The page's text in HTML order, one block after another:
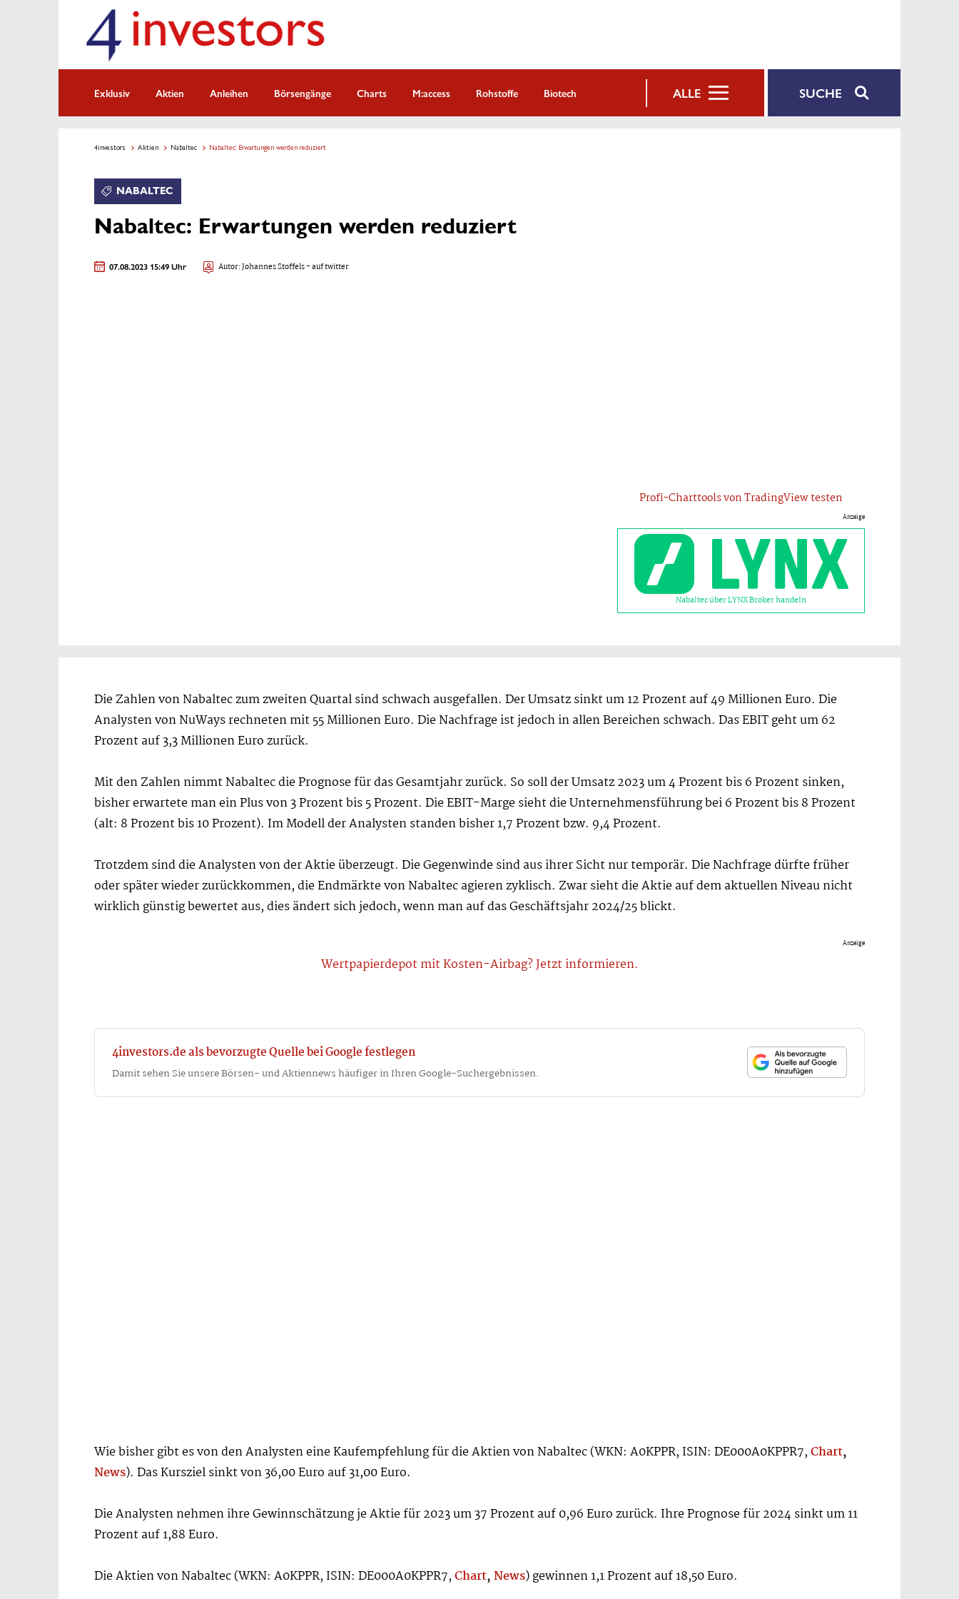
SUCHE
ALLE
Exklusiv Aktien Anleihen Börsengänge Charts M:access Rohstoffe Biotech
4investors Aktien Nabaltec Nabaltec: Erwartungen werden reduziert
NABALTEC
Nabaltec: Erwartungen werden reduziert
07.08.2023 15:49 Uhr Autor:Johannes Stoffels- auf twitter
Profi-Charttools von TradingView testen
Anzeige
Nabaltec über LYNX Broker handeln
Die Zahlen von Nabaltec zum zweiten Quartal sind schwach ausgefallen. Der Umsatz sinkt um 12 Prozent auf 49 Millionen Euro. Die
Analysten von NuWays rechneten mit 55 Millionen Euro. Die Nachfrage ist jedoch in allen Bereichen schwach. Das EBIT geht um 62
Prozent auf 3,3 Millionen Euro zurück.
Mit den Zahlen nimmt Nabaltec die Prognose für das Gesamtjahr zurück. So soll der Umsatz 2023 um 4 Prozent bis 6 Prozent sinken,
bisher erwartete man ein Plus von 3 Prozent bis 5 Prozent. Die EBIT-Marge sieht die Unternehmensführung bei 6 Prozent bis 8 Prozent
(alt: 8 Prozent bis 10 Prozent). Im Modell der Analysten standen bisher 1,7 Prozent bzw. 9,4 Prozent.
Trotzdem sind die Analysten von der Aktie überzeugt. Die Gegenwinde sind aus ihrer Sicht nur temporär. Die Nachfrage dürfte früher
oder später wieder zurückkommen, die Endmärkte von Nabaltec agieren zyklisch. Zwar sieht die Aktie auf dem aktuellen Niveau nicht
wirklich günstig bewertet aus, dies ändert sich jedoch, wenn man auf das Geschäftsjahr 2024/25 blickt.
Anzeige
Wertpapierdepot mit Kosten-Airbag? Jetzt informieren.
4investors.de als bevorzugte Quelle bei Google festlegen
Damit sehen Sie unsere Börsen- und Aktiennews häufiger in Ihren Google-Suchergebnissen.
Wie bisher gibt es von den Analysten eine Kaufempfehlung für die Aktien von Nabaltec (WKN: A0KPPR, ISIN: DE000A0KPPR7,Chart,
News). Das Kursziel sinkt von 36,00 Euro auf 31,00 Euro.
Die Analysten nehmen ihre Gewinnschätzung je Aktie für 2023 um 37 Prozent auf 0,96 Euro zurück. Ihre Prognose für 2024 sinkt um 11
Prozent auf 1,88 Euro.
Die Aktien von Nabaltec (WKN: A0KPPR, ISIN: DE000A0KPPR7,Chart,News) gewinnen 1,1 Prozent auf 18,50 Euro.